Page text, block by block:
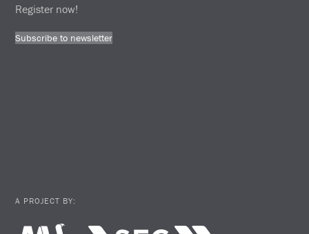
Register now!
Subscribe to newsletter
A PROJECT BY: